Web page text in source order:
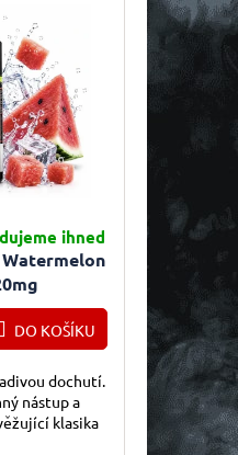
ihned
DO KOŠÍKU
dochutí.
nástup a
klasika